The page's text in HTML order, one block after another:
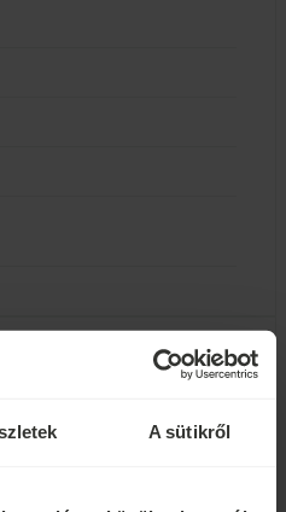
A sütikről
felszereltség